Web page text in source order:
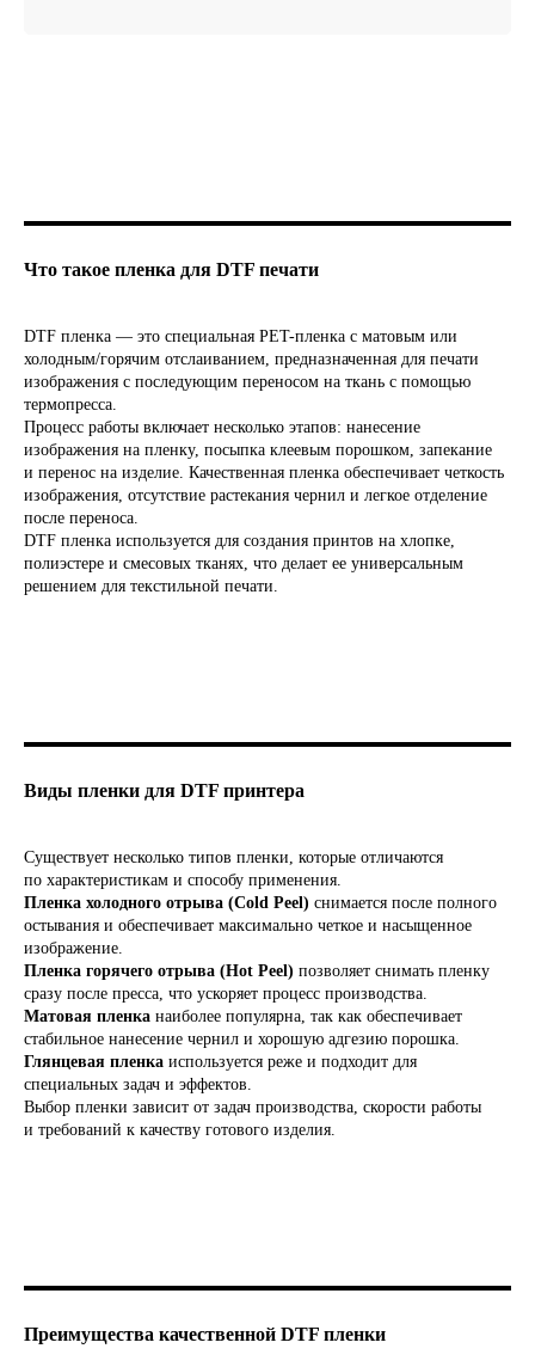
Что такое пленка для DTF печати
DTF пленка — это специальная PET-пленка с матовым или
холодным/горячим отслаиванием, предназначенная для печати
изображения с последующим переносом на ткань с помощью
термопресса.
Процесс работы включает несколько этапов: нанесение
изображения на пленку, посыпка клеевым порошком, запекание
и перенос на изделие. Качественная пленка обеспечивает четкость
изображения, отсутствие растекания чернил и легкое отделение
после переноса.
DTF пленка используется для создания принтов на хлопке,
полиэстере и смесовых тканях, что делает ее универсальным
решением для текстильной печати.
Виды пленки для DTF принтера
Существует несколько типов пленки, которые отличаются
по характеристикам и способу применения.
Пленка холодного отрыва (Cold Peel) снимается после полного
остывания и обеспечивает максимально четкое и насыщенное
изображение.
Пленка горячего отрыва (Hot Peel) позволяет снимать пленку
сразу после пресса, что ускоряет процесс производства.
Матовая пленка наиболее популярна, так как обеспечивает
стабильное нанесение чернил и хорошую адгезию порошка.
Глянцевая пленка используется реже и подходит для
специальных задач и эффектов.
Выбор пленки зависит от задач производства, скорости работы
и требований к качеству готового изделия.
Преимущества качественной DTF пленки